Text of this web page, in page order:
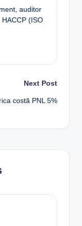
auditor
(ISO
Next Post
costă PNL 5%